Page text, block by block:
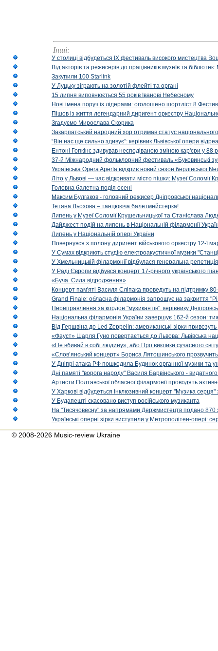
Інші:
У столиці відбудеться IX фестиваль високого мистецтва
Від акторів та режисерів до працівників музеїв та
Закупили 100 Starlink
У Луцьку зіграють на золотій флейті та органі
15 липня виповнюється 55 років Іванові Небесному
Нові імена поруч із лідерами: оголошено шортліст 8
Пішов із життя легендарний диригент оркестру
Згадуємо Мирослава Скорика
Закарпатський народний хор отримав статус національного
“Він нас ще сильно здивує”: керівник Львівської опери
Ентоні Гопкінс здивував несподіваною зміною кар'єри у 88
37-й Міжнародний фольклорний фестиваль «Буковинські
Українська Opera Aperta відкриє новий сезон берлінської
Літо у Львові — час відкривати місто пішки: Музеї Соломії
Головна балетна подія осені
Максим Булгаков - головний режисер Дніпровської
Тетяна Льозова – танцююча балетмейстерка!
Липень у Музеї Соломії Крушельницької та Станіслава
Дайджест подій на липень в Національній філармонії
Липень у Національній опері України
Повернувся з полону диригент військового оркестру 12-ї
У Сумах відкриють студію електроакустичної музики
У Хмельницькій філармонії відбулася генеральна
У Раді Європи відбувся концерт 17-річного українського
«Буча. Сила відродження»
Концерт пам'яті Василя Сліпака проведуть на підтримку
Grand Finale: обласна філармонія запрошує на закриття
Переправлення за кордон "музикантів": керівнику
Національна філармонія України завершує 162-й сезон:
Від Гершвіна до Led Zeppelin: американські зірки
«Фауст» Шарля Гуно повертається до Львова: Львівська
«Не вбивай в собі людину», або Про виклики сучасного світу
«Слов’янський концерт» Бориса Лятошинського
У Дніпрі атака РФ пошкодила Будинок органної музики та
Дні памяті "ворога народу" Василя Барвінського -
Артисти Полтавської обласної філармонії проводять
У Харкові відбудеться інклюзивний концерт "Музика
У Будапешті скасовано виступ російського музиканта
На "Тисячовесну" за напрямами Держмистецтв подано 870
Українські оперні зірки виступили у Метрополітен-опері:
© 2008-2026 Music-review Ukraine